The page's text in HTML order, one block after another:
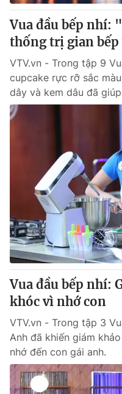
Vua đầu bếp nhí:
thống trị gian
VTV.vn - Trong tập 9
cupcake rực rỡ sắc
dây và kem dâu đã
Vua đầu bếp nhí:
khóc vì nhớ con
VTV.vn - Trong tập 3
Anh đã khiến giám
nhớ đến con gái anh.